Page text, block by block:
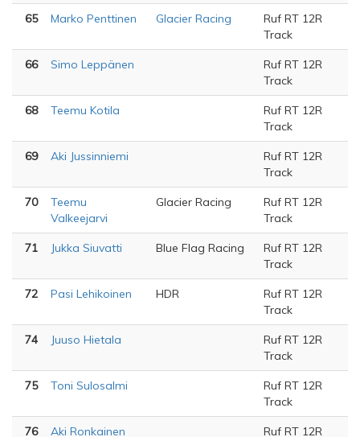
65 Marko Penttinen Glacier Racing
Ruf RT 12R
Track
66 Simo Leppänen
Ruf RT 12R
Track
68 Teemu Kotila
Ruf RT 12R
Track
69 Aki Jussinniemi
Ruf RT 12R
Track
70
Teemu
Valkeejarvi
Glacier Racing
Ruf RT 12R
Track
71 Jukka Siuvatti Blue Flag Racing
Ruf RT 12R
Track
72 Pasi Lehikoinen HDR
Ruf RT 12R
Track
74 Juuso Hietala
Ruf RT 12R
Track
75 Toni Sulosalmi
Ruf RT 12R
Track
76 Aki Ronkainen Ruf RT 12R